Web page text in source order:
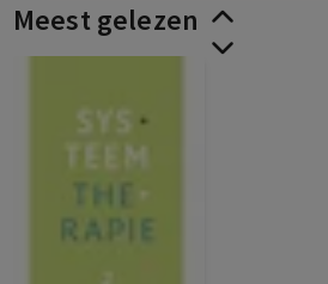
Meest gelezen